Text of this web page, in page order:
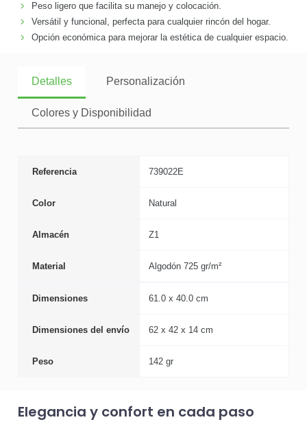
Peso ligero que facilita su manejo y colocación.
Versátil y funcional, perfecta para cualquier rincón del hogar.
Opción económica para mejorar la estética de cualquier espacio.
Detalles Personalización
Colores y Disponibilidad
Referencia 739022E
Color Natural
Almacén Z1
Material Algodón 725 gr/m²
Dimensiones 61.0 x 40.0 cm
Dimensiones del envío 62 x 42 x 14 cm
Peso 142 gr
Elegancia y confort en cada paso